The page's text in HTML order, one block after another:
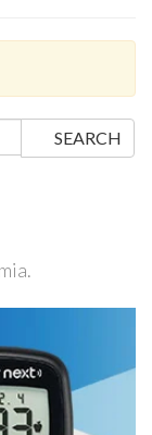
SEARCH